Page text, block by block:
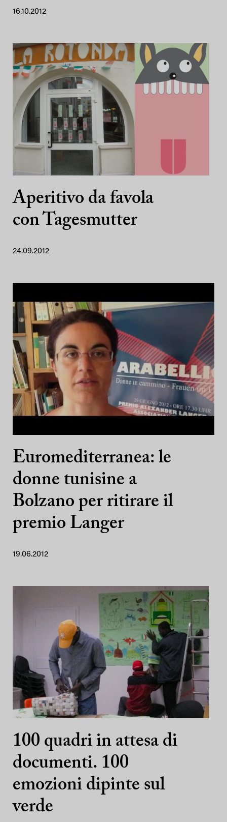
16.10.2012
Aperitivo da favola
con Tagesmutter
24.09.2012
Euromediterranea: le
donne tunisine a
Bolzano per ritirare il
premio Langer
19.06.2012
100 quadri in attesa di
documenti. 100
emozioni dipinte sul
verde